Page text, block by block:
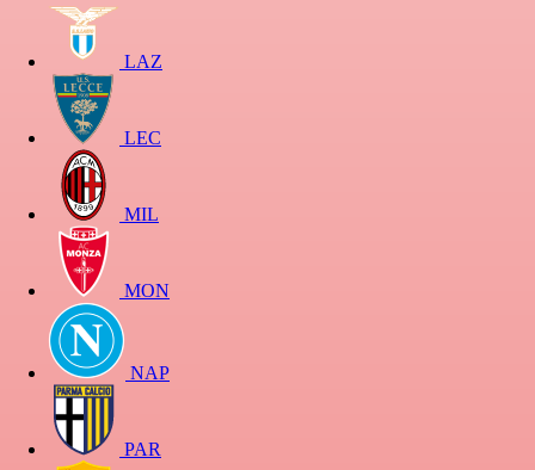
LAZ
LEC
MIL
MON
NAP
PAR